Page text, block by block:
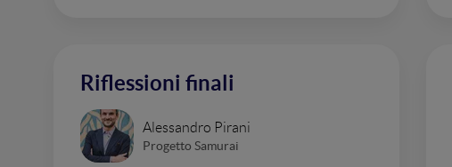
Riflessioni finali
Alessandro Pirani
Progetto Samurai